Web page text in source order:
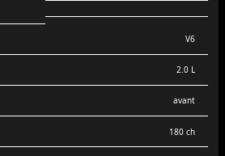
V6
2.0 L
avant
180 ch